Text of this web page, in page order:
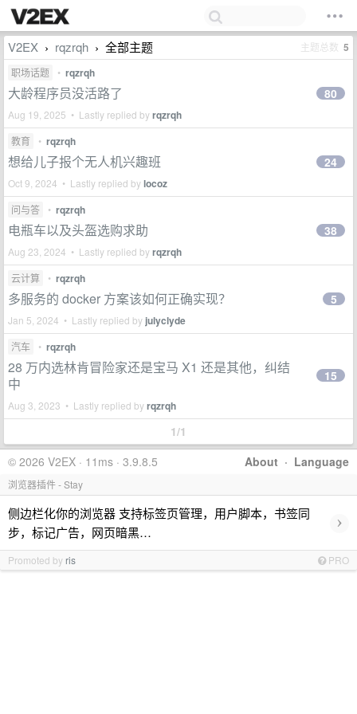
V2EX › rqzrqh › 全部主题 主题总数 5
职场话题 • rqzrqh
大龄程序员没活路了
Aug 19, 2025 • Lastly replied byrqzrqh
80
教育 • rqzrqh
想给儿子报个无人机兴趣班
Oct 9, 2024 • Lastly replied bylocoz
24
问与答 • rqzrqh
电瓶车以及头盔选购求助
Aug 23, 2024 • Lastly replied byrqzrqh
38
云计算 • rqzrqh
多服务的 docker 方案该如何正确实现？
Jan 5, 2024 • Lastly replied by julyclyde
5
汽车 • rqzrqh
28 万内选林肯冒险家还是宝马 X1 还是其他，纠结
中
Aug 3, 2023 • Lastly replied byrqzrqh
15
1/1
About · Language
© 2026 V2EX · 11ms · 3.9.8.5
浏览器插件 - Stay
侧边栏化你的浏览器 支持标签页管理，用户脚本，书签同
步，标记广告，网页暗黑…
›
Promoted by ris PRO